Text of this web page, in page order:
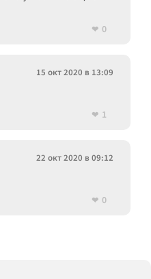
0
15 окт 2020 в 13:09
1
22 окт 2020 в 09:12
0